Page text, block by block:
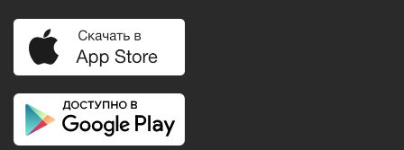
Удобства
Балкон
Телевизор